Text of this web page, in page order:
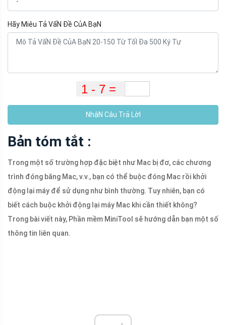
Hãy Miêu Tả VấN Đề CủA BạN
NhậN Câu Trả LờI
Bản tóm tắt :
Trong một số trường hợp đặc biệt như Mac bị đơ, các chương
trình đóng băng Mac, v.v., bạn có thể buộc đóng Mac rồi khởi
động lại máy để sử dụng như bình thường. Tuy nhiên, bạn có
biết cách buộc khởi động lại máy Mac khi cần thiết không?
Trong bài viết này, Phần mềm MiniTool sẽ hướng dẫn bạn một số
thông tin liên quan.